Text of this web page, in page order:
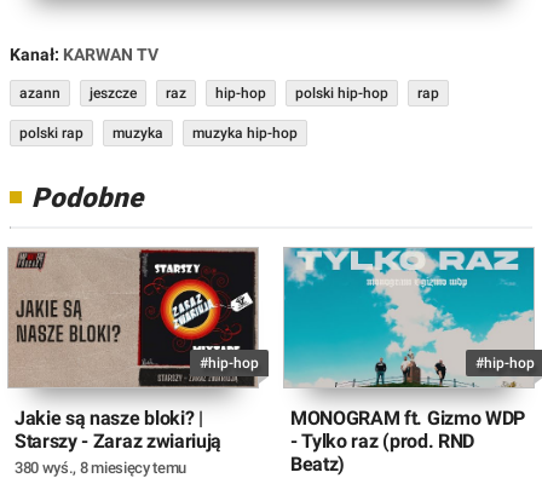
Kanał: KARWAN TV
azann jeszcze raz hip-hop polski hip-hop rap
polski rap muzyka muzyka hip-hop
Podobne
#hip-hop
Jakie są nasze bloki? |
Starszy - Zaraz zwiariują
380 wyś., 8 miesięcy temu
#hip-hop
MONOGRAM ft. Gizmo WDP
- Tylko raz (prod. RND
Beatz)